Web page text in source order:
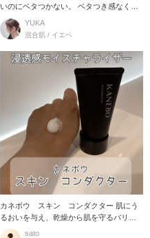
いのにベタつかない。 ベタつき感なく、
みずみずしく軽
YUKA
混合肌 / イエベ
カネボウ スキン コンダクター 肌にう
るおいを与え、乾燥から肌を守るバリア
機能の働きをサ
sato